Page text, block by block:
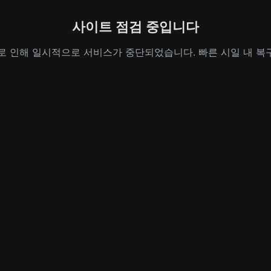
사이트 점검 중입니다
인해 일시적으로 서비스가 중단되었습니다. 빠른 시일 내 복